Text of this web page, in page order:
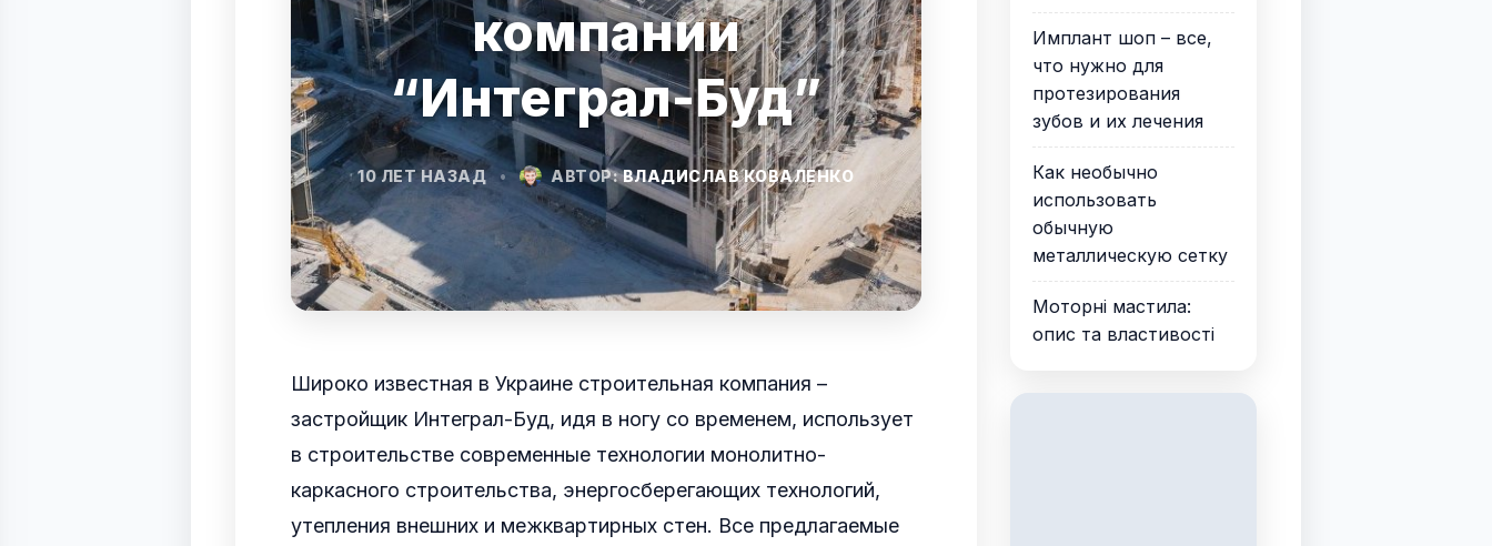
компании
“Интеграл-Буд”
10 ЛЕТ НАЗАД • АВТОР:ВЛАДИСЛАВ КОВАЛЕНКО
Широко известная в Украине строительная компания –
застройщик Интеграл-Буд, идя в ногу со временем, использует
в строительстве современные технологии монолитно-
каркасного строительства, энергосберегающих технологий,
утепления внешних и межквартирных стен. Все предлагаемые
Имплант шоп – все,
что нужно для
протезирования
зубов и их лечения
Как необычно
использовать
обычную
металлическую сетку
Моторні мастила:
опис та властивості